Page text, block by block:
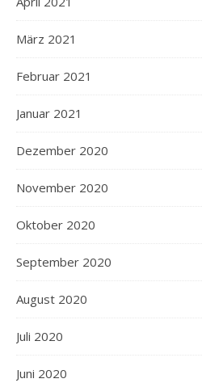
März 2021
Februar 2021
Januar 2021
Dezember 2020
November 2020
Oktober 2020
September 2020
August 2020
Juli 2020
Juni 2020